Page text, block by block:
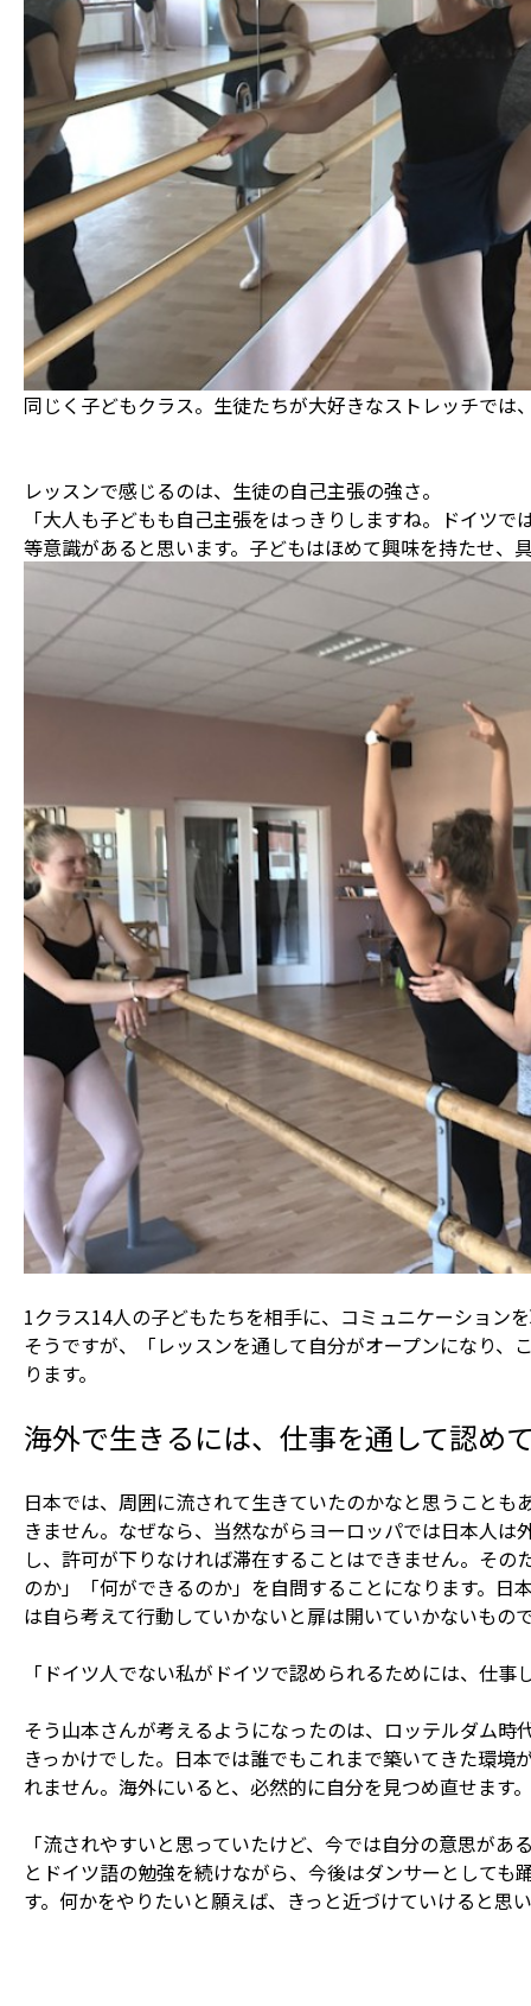
同じく子どもクラス。生徒たちが大好きなストレッチでは
レッスンで感じるのは、生徒の自己主張の強さ。
「大人も子どもも自己主張をはっきりしますね。ドイツ
等意識があると思います。子どもはほめて興味を持たせ、
1クラス14人の子どもたちを相手に、コミュニケーション
そうですが、「レッスンを通して自分がオープンになり
ります。
海外で生きるには、仕事を通して認め
日本では、周囲に流されて生きていたのかなと思うこと
きません。なぜなら、当然ながらヨーロッパでは日本人
し、許可が下りなければ滞在することはできません。そ
のか」「何ができるのか」を自問することになります。
は自ら考えて行動していかないと扉は開いていかないもの
「ドイツ人でない私がドイツで認められるためには、仕事
そう山本さんが考えるようになったのは、ロッテルダム
きっかけでした。日本では誰でもこれまで築いてきた環
れません。海外にいると、必然的に自分を見つめ直せます。
「流されやすいと思っていたけど、今では自分の意思が
とドイツ語の勉強を続けながら、今後はダンサーとして
す。何かをやりたいと願えば、きっと近づけていけると思